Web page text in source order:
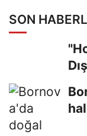
SON